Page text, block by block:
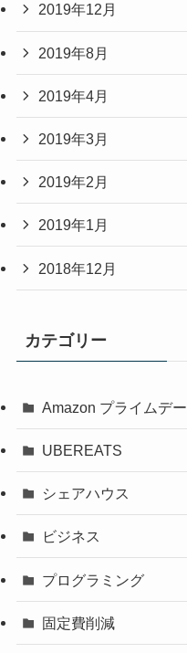
2019年12月
2019年8月
2019年4月
2019年3月
2019年2月
2019年1月
2018年12月
カテゴリー
Amazon プライムデー
UBEREATS
シェアハウス
ビジネス
プログラミング
固定費削減